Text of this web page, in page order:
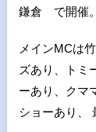
鎌倉 で開催。
メインMCは
ズあり、トミ
ーあり、クマ
ショーあり、